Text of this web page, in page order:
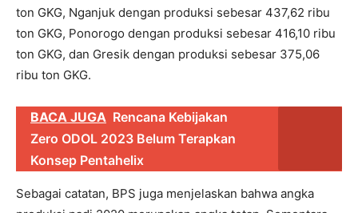
ton GKG, Nganjuk dengan produksi sebesar 437,62 ribu
ton GKG, Ponorogo dengan produksi sebesar 416,10 ribu
ton GKG, dan Gresik dengan produksi sebesar 375,06
ribu ton GKG.
BACA JUGA Rencana Kebijakan
Zero ODOL 2023 Belum Terapkan
Konsep Pentahelix
Sebagai catatan, BPS juga menjelaskan bahwa angka